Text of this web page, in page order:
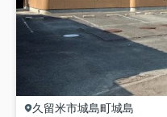
久留米市城島町城島